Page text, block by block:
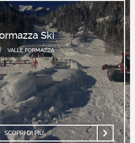
Ski
VALLE FORMAZZA
SCOPRI DI PIÙ